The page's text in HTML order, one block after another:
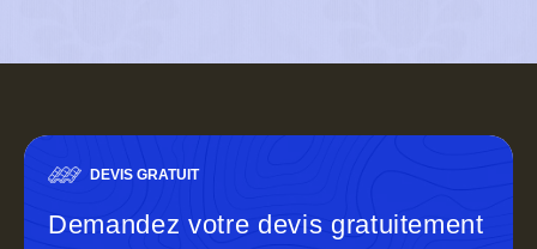
DEVIS GRATUIT
Demandez votre devis gratuitement